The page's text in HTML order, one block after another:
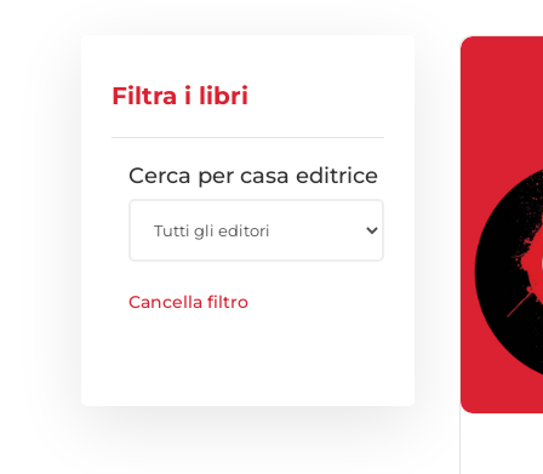
Filtra i libri
Cerca per casa editrice
Cancella filtro